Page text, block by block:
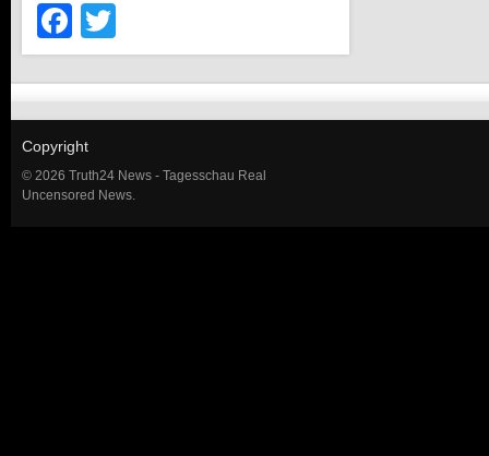
Facebook
Copyright
© 2026 Truth24 News - Tagesschau Real
Uncensored News.